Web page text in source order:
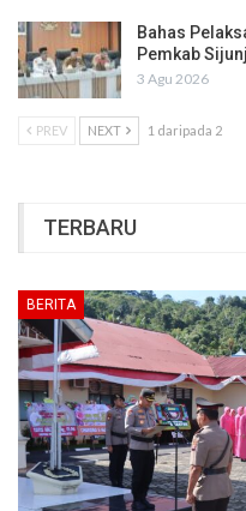
Bahas
Pemkab
3 Agu 2026
PREV NEXT 1 daripada 2
TERBARU
BERITA